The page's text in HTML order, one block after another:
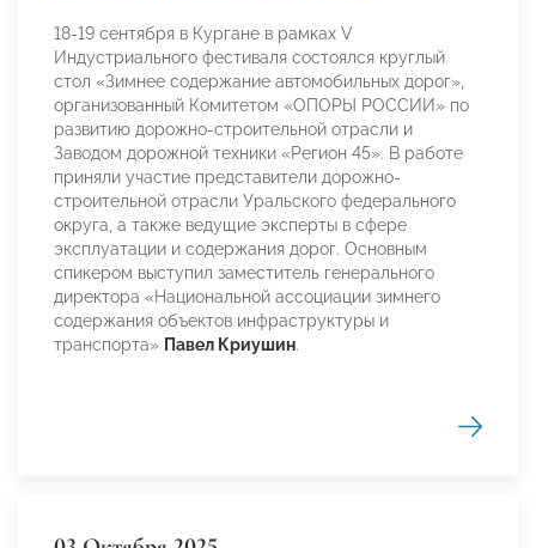
18-19 сентября в Кургане в рамках V
Индустриального фестиваля состоялся круглый
стол «Зимнее содержание автомобильных дорог»,
организованный Комитетом «ОПОРЫ РОССИИ» по
развитию дорожно-строительной отрасли и
Заводом дорожной техники «Регион 45». В работе
приняли участие представители дорожно-
строительной отрасли Уральского федерального
округа, а также ведущие эксперты в сфере
эксплуатации и содержания дорог. Основным
спикером выступил заместитель генерального
директора «Национальной ассоциации зимнего
содержания объектов инфраструктуры и
транспорта» Павел Криушин.